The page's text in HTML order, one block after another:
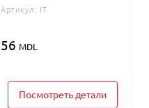
Артикул: IT
56 MDL
Посмотреть детали